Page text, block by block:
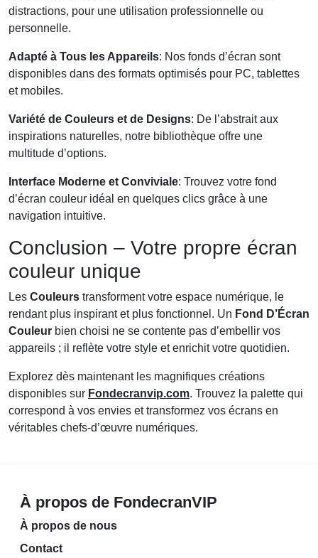
distractions, pour une utilisation professionnelle ou
personnelle.
Adapté à Tous les Appareils: Nos fonds d’écran sont
disponibles dans des formats optimisés pour PC, tablettes
et mobiles.
Variété de Couleurs et de Designs: De l’abstrait aux
inspirations naturelles, notre bibliothèque offre une
multitude d’options.
Interface Moderne et Conviviale: Trouvez votre fond
d’écran couleur idéal en quelques clics grâce à une
navigation intuitive.
Conclusion – Votre propre écran
couleur unique
Les Couleurs transforment votre espace numérique, le
rendant plus inspirant et plus fonctionnel. Un Fond D’Écran
Couleur bien choisi ne se contente pas d’embellir vos
appareils ; il reflète votre style et enrichit votre quotidien.
Explorez dès maintenant les magnifiques créations
disponibles sur Fondecranvip.com. Trouvez la palette qui
correspond à vos envies et transformez vos écrans en
véritables chefs-d’œuvre numériques.
À propos de FondecranVIP
À propos de nous
Contact